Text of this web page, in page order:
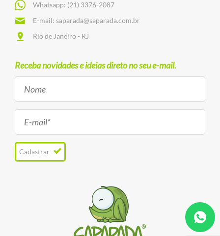
Whatsapp: (21) 3376-2087
E-mail: saparada@saparada.com.br
Rio de Janeiro - RJ
Receba novidades e ideias direto no seu e-mail.
Cadastrar